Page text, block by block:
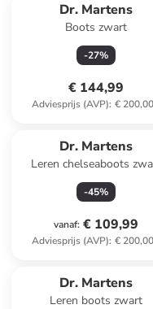
Dr. Martens
Boots zwart
-27%
€ 144,99
Adviesprijs (AVP): € 200,00
Dr. Martens
Leren chelseaboots
-45%
vanaf: € 109,99
Adviesprijs (AVP): € 200,00
Dr. Martens
Leren boots zwart